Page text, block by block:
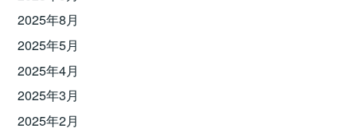
2025年8月
2025年5月
2025年4月
2025年3月
2025年2月